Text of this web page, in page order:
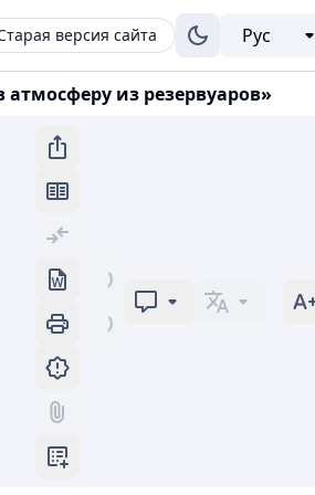
версия сайта
из резервуаров»